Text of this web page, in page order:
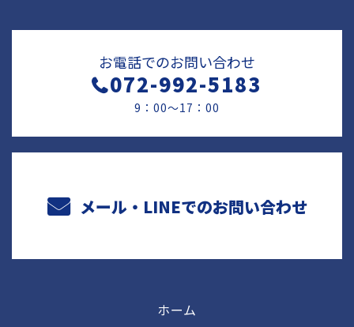
お電話でのお問い合わせ
072-992-5183
9：00～17：00
メール・LINEでのお問い合わせ
ホーム